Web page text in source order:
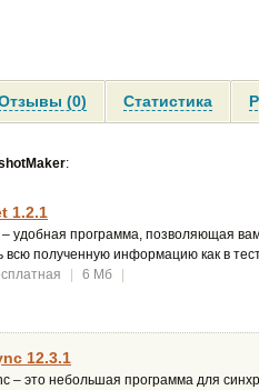
(0) Статистика
:
1.2.1
– удобная программа, позволяющая
всю полученную информацию как в
| 6 Мб |
12.3.1
– это небольшая программа для